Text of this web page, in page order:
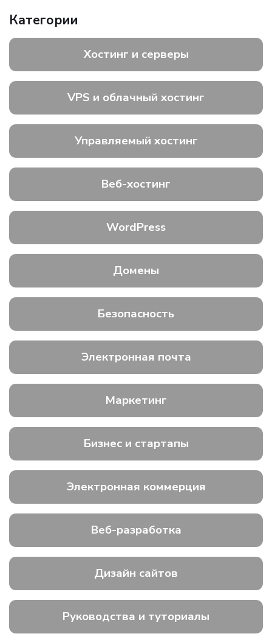
Категории
Хостинг и серверы
VPS и облачный хостинг
Управляемый хостинг
Веб-хостинг
WordPress
Домены
Безопасность
Электронная почта
Маркетинг
Бизнес и стартапы
Электронная коммерция
Веб-разработка
Дизайн сайтов
Руководства и туториалы